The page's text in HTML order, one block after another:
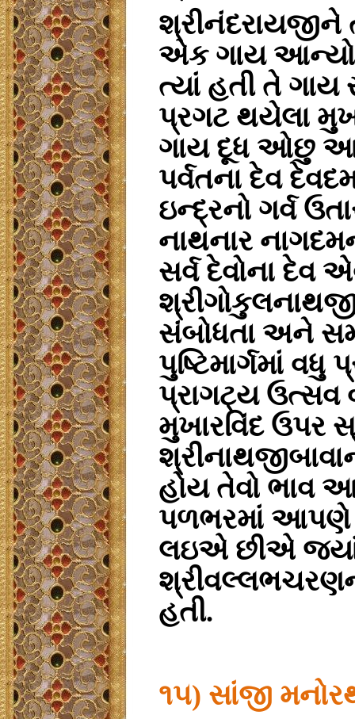
શ્રીનંદરાયજીને
એક ગાય
ત્યાં હતી તે ગાય
પ્રગટ થયેલા
ગાય દૂધ ઓછુ
પર્વતના દેવ
ઇન્દ્રનો ગર્વ
નાથનાર
સર્વ દેવોના
સંબોધતા અને
પુષ્ટિમાર્ગમાં
પ્રાગટ્ય ઉત્સવ
મુખારવિંદ ઉપર
હોય તેવો ભાવ
પળભરમાં આપણે
લઇએ છીએ જયાં
હતી.
૧૫) સાંજી